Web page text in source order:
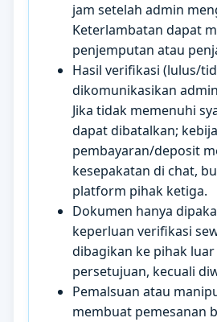
jam setelah admin
Keterlambatan dapat
penjemputan atau
Hasil verifikasi (lulus/
dikomunikasikan
Jika tidak memenuhi
dapat dibatalkan;
pembayaran/deposit
kesepakatan di chat,
platform pihak ketiga.
Dokumen hanya
keperluan verifikasi
dibagikan ke pihak
persetujuan, kecuali
Pemalsuan atau
membuat pemesanan